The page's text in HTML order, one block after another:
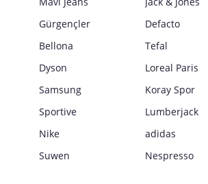
Gürgençler
Defacto
Bellona
Tefal
Dyson
Loreal Paris
Samsung
Koray Spor
Sportive
Lumberjack
Nike
adidas
Suwen
Nespresso